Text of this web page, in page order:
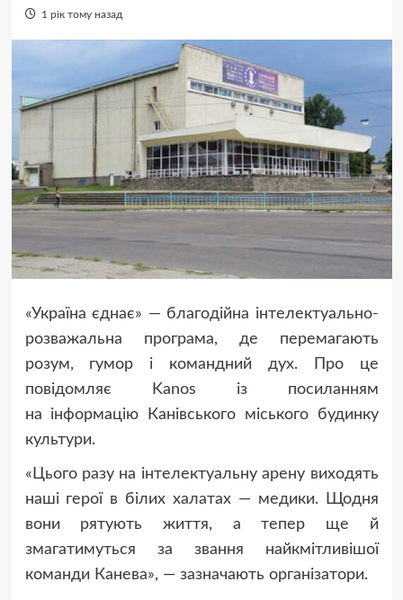
1 рік тому назад
«Україна єднає» — благодійна інтелектуально-
розважальна програма, де перемагають
розум, гумор і командний дух. Про це
повідомляє Kanos із посиланням
на інформацію Канівського міського будинку
культури.
«Цього разу на інтелектуальну арену виходять
наші герої в білих халатах — медики. Щодня
вони рятують життя, а тепер ще й
змагатимуться за звання найкмітливішої
команди Канева», — зазначають організатори.